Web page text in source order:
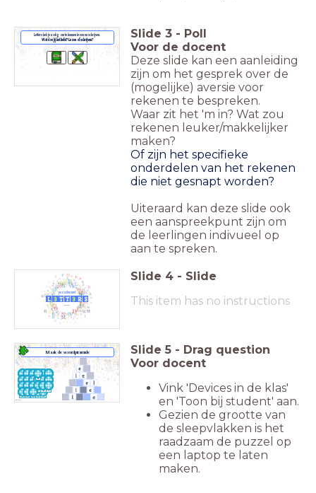
Letters heb je nodig om te kunnen lezen en schrijven.
Wat doe jij het liefst? Lezen of schrijven?
Slide 3 - Poll
Voor de docent
Deze slide kan een aanleiding
zijn om het gesprek over de
(mogelijke) aversie voor
rekenen te bespreken.
Waar zit het 'm in? Wat zou
rekenen leuker/makkelijker
maken?
Of zijn het specifieke
onderdelen van het rekenen
die niet gesnapt worden?
Uiteraard kan deze slide ook
een aanspreekpunt zijn om
de leerlingen indivueel op
aan te spreken.
L 3 T T 3 R S
puzzelen met
Slide 4 - Slide
This item has no instructions
Maak de woordpiramide
Sleep de letters
naar de juiste plek
Slide 5 - Drag question
Voor docent
Vink 'Devices in de klas'
en 'Toon bij student' aan.
Gezien de grootte van
de sleepvlakken is het
raadzaam de puzzel op
een laptop te laten
maken.